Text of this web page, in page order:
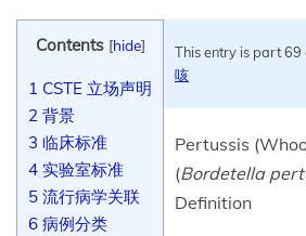
Contents [hide]
1 CSTE 立场声明
2 背景
3 临床标准
4 实验室标准
5 流行病学关联
6 病例分类
This entry is part 69
咳
Pertussis
(Bordetella
Definition